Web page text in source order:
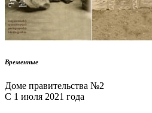
Временные
Доме правительства №2
С 1 июля 2021 года